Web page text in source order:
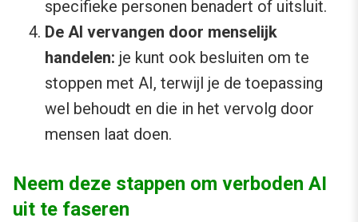
specifieke personen benadert of uitsluit.
De AI vervangen door menselijk
handelen: je kunt ook besluiten om te
stoppen met AI, terwijl je de toepassing
wel behoudt en die in het vervolg door
mensen laat doen.
Neem deze stappen om verboden AI
uit te faseren